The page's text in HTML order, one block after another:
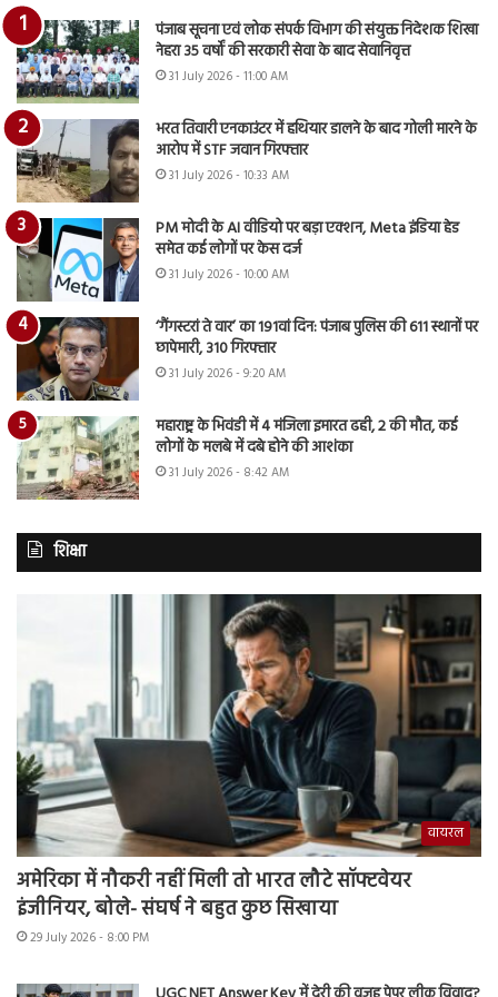
पंजाब सूचना एवं लोक संपर्क विभाग की संयुक्त निदेशक शिखा
नेहरा 35 वर्षों की सरकारी सेवा के बाद सेवानिवृत्त
31 July 2026 - 11:00 AM
भरत तिवारी एनकाउंटर में हथियार डालने के बाद गोली मारने के
आरोप में STF जवान गिरफ्तार
31 July 2026 - 10:33 AM
PM मोदी के AI वीडियो पर बड़ा एक्शन, Meta इंडिया हेड
समेत कई लोगों पर केस दर्ज
31 July 2026 - 10:00 AM
‘गैंगस्टरां ते वार’ का 191वां दिन: पंजाब पुलिस की 611 स्थानों पर
छापेमारी, 310 गिरफ्तार
31 July 2026 - 9:20 AM
महाराष्ट्र के भिवंडी में 4 मंजिला इमारत ढही, 2 की मौत, कई
लोगों के मलबे में दबे होने की आशंका
31 July 2026 - 8:42 AM
शिक्षा
वायरल
अमेरिका में नौकरी नहीं मिली तो भारत लौटे सॉफ्टवेयर
इंजीनियर, बोले- संघर्ष ने बहुत कुछ सिखाया
29 July 2026 - 8:00 PM